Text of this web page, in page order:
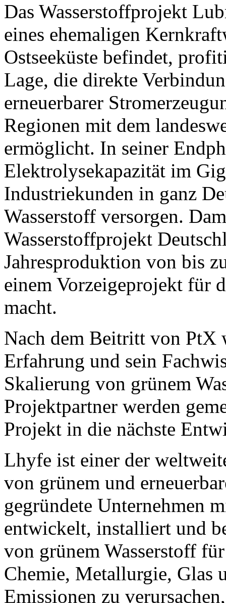
Das Wasserstoffprojekt
eines ehemaligen
Ostseeküste befindet,
Lage, die direkte
erneuerbarer
Regionen mit dem
ermöglicht. In seiner
Elektrolysekapazität im
Industriekunden in ganz
Wasserstoff versorgen.
Wasserstoffprojekt
Jahresproduktion von bis
einem Vorzeigeprojekt für
macht.
Nach dem Beitritt von
Erfahrung und sein
Skalierung von grünem
Projektpartner werden
Projekt in die nächste
Lhyfe ist einer der
von grünem und
gegründete Unternehmen
entwickelt, installiert und
von grünem Wasserstoff
Chemie, Metallurgie, Glas
Emissionen zu